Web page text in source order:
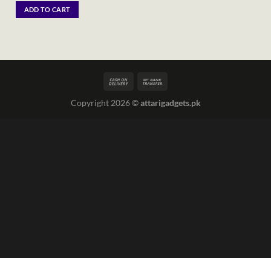
was:
₨ 499.
ADD TO CART
Copyright 2026 ©attarigadgets.pk